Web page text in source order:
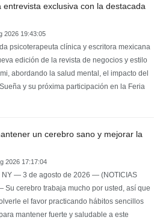
exclusiva con la destacada
2026 19:43:05
psicoterapeuta clínica y escritora mexicana
edición de la revista de negocios y estilo
abordando la salud mental, el impacto del
y su próxima participación en la Feria
un cerebro sano y mejorar la
2026 17:17:04
NY — 3 de agosto de 2026 — (NOTICIAS
Su cerebro trabaja mucho por usted, así que
el favor practicando hábitos sencillos
mantener fuerte y saludable a este